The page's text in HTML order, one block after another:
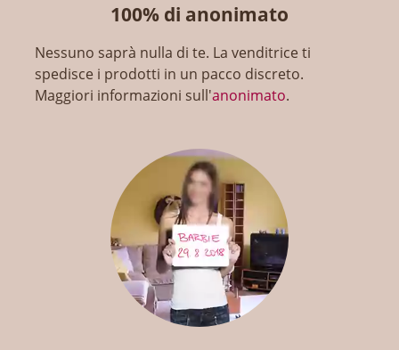
100% di anonimato
Nessuno saprà nulla di te. La venditrice ti
spedisce i prodotti in un pacco discreto.
Maggiori informazioni sull'anonimato.